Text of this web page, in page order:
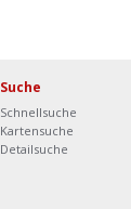
Suche
Schnellsuche
Kartensuche
Detailsuche